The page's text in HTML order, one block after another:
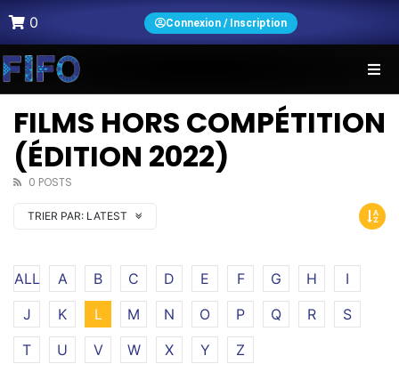
0 Connexion / Inscription
FILMS HORS COMPÉTITION
(ÉDITION 2022)
0 POSTS
TRIER PAR: LATEST
ALL A B C D E F G H
I
J
K L M N O P Q R
S
T
U V W X Y Z